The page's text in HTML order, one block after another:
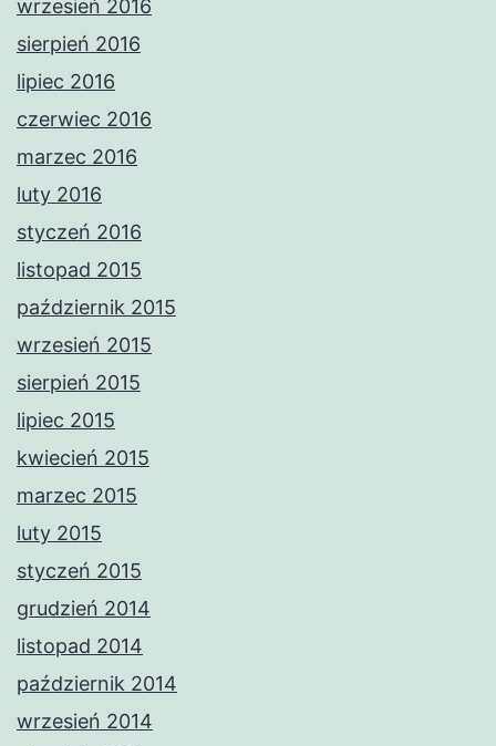
wrzesień 2016
sierpień 2016
lipiec 2016
czerwiec 2016
marzec 2016
luty 2016
styczeń 2016
listopad 2015
październik 2015
wrzesień 2015
sierpień 2015
lipiec 2015
kwiecień 2015
marzec 2015
luty 2015
styczeń 2015
grudzień 2014
listopad 2014
październik 2014
wrzesień 2014